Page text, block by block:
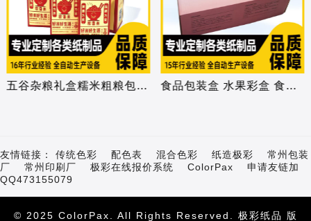
五谷杂粮礼盒糯米粗粮包装盒定制红豆糙 食品包装盒 水果彩盒 食品果蔬海鲜生鲜
友情链接： 传统色彩 配色表 混合色彩 纸造极彩
常州包装
厂
常州印刷厂 极彩在线报价系统 ColorPax 申请友链加
QQ473155079
© 2025 ColorPax. All Rights Reserved. 极彩纸品 版